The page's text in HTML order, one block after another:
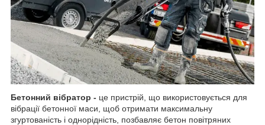
Бетонний вібратор - це пристрій, що використовується для
вібрації бетонної маси, щоб отримати максимальну
згуртованість і однорідність, позбавляє бетон повітряних